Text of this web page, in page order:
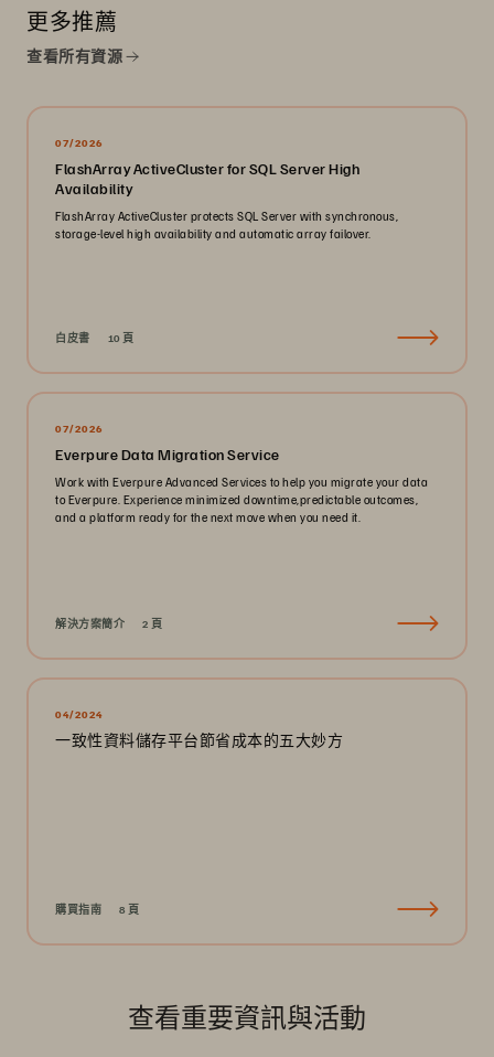
更多推薦
查看所有資源
07/2026
FlashArray ActiveCluster for SQL Server High
Availability
FlashArray ActiveCluster protects SQL Server with synchronous,
storage-level high availability and automatic array failover.
白皮書 10 頁
07/2026
Everpure Data Migration Service
Work with Everpure Advanced Services to help you migrate your data
to Everpure. Experience minimized downtime,predictable outcomes,
and a platform ready for the next move when you need it.
解決方案簡介 2 頁
04/2024
一致性資料儲存平台節省成本的五大妙方
購買指南 8 頁
查看重要資訊與活動